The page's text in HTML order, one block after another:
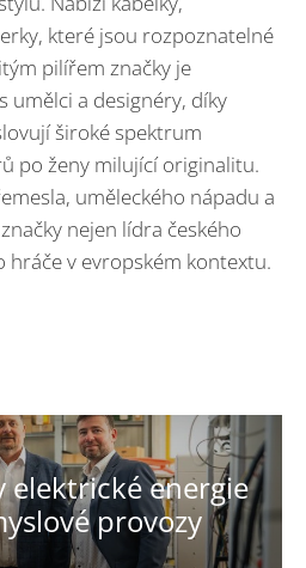
které jsou rozpoznatelné
pilířem značky je
umělci a designéry, díky
široké spektrum
po ženy milující originalitu.
uměleckého nápadu a
nejen lídra českého
v evropském kontextu.
elektrické energie
provozy